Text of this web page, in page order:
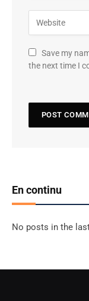
Save my
the next time I
En continu
No posts in the